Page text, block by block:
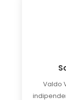
Valdo